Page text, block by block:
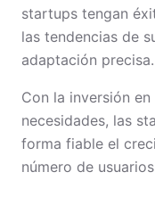
startups tengan
las tendencias de
adaptación precisa.
Con la inversión
necesidades, las
forma fiable el
número de